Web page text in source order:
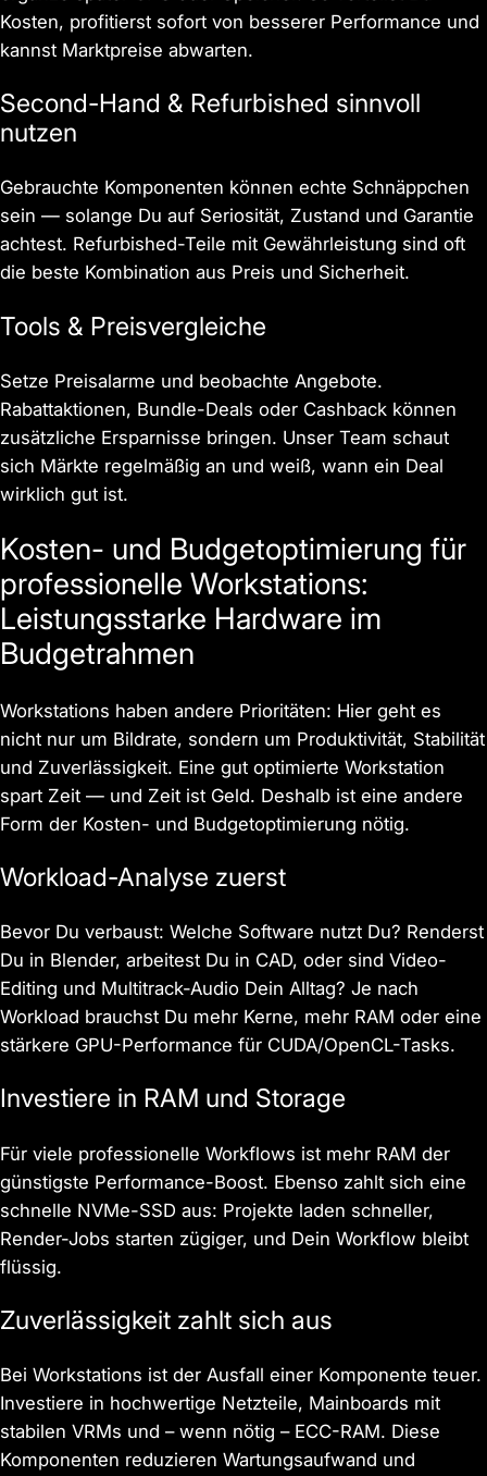
Kosten, profitierst sofort von besserer Performance und
kannst Marktpreise abwarten.
Second-Hand & Refurbished sinnvoll
nutzen
Gebrauchte Komponenten können echte Schnäppchen
sein — solange Du auf Seriosität, Zustand und Garantie
achtest. Refurbished-Teile mit Gewährleistung sind oft
die beste Kombination aus Preis und Sicherheit.
Tools & Preisvergleiche
Setze Preisalarme und beobachte Angebote.
Rabattaktionen, Bundle-Deals oder Cashback können
zusätzliche Ersparnisse bringen. Unser Team schaut
sich Märkte regelmäßig an und weiß, wann ein Deal
wirklich gut ist.
Kosten- und Budgetoptimierung für
professionelle Workstations:
Leistungsstarke Hardware im
Budgetrahmen
Workstations haben andere Prioritäten: Hier geht es
nicht nur um Bildrate, sondern um Produktivität, Stabilität
und Zuverlässigkeit. Eine gut optimierte Workstation
spart Zeit — und Zeit ist Geld. Deshalb ist eine andere
Form der Kosten- und Budgetoptimierung nötig.
Workload-Analyse zuerst
Bevor Du verbaust: Welche Software nutzt Du? Renderst
Du in Blender, arbeitest Du in CAD, oder sind Video-
Editing und Multitrack-Audio Dein Alltag? Je nach
Workload brauchst Du mehr Kerne, mehr RAM oder eine
stärkere GPU-Performance für CUDA/OpenCL-Tasks.
Investiere in RAM und Storage
Für viele professionelle Workflows ist mehr RAM der
günstigste Performance-Boost. Ebenso zahlt sich eine
schnelle NVMe-SSD aus: Projekte laden schneller,
Render-Jobs starten zügiger, und Dein Workflow bleibt
flüssig.
Zuverlässigkeit zahlt sich aus
Bei Workstations ist der Ausfall einer Komponente teuer.
Investiere in hochwertige Netzteile, Mainboards mit
stabilen VRMs und – wenn nötig – ECC-RAM. Diese
Komponenten reduzieren Wartungsaufwand und